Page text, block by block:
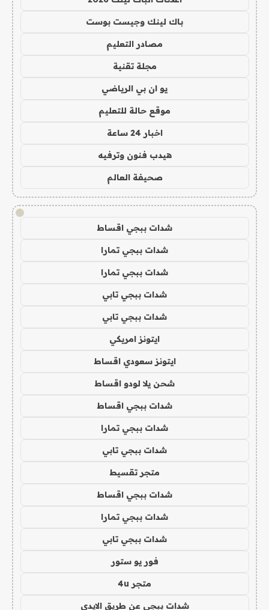
باك لينك وجيست بوست
مصادر التعليم
مجلة تقنية
يو ان بي الرياضي
موقع حالة للتعليم
اخبار 24 ساعة
هيدب فنون وترفيه
صحيفة العالم
!
شدات ببجي اقساط
شدات ببجي تمارا
شدات ببجي تمارا
شدات ببجي تابي
شدات ببجي تابي
ايتونز امريكي
ايتونز سعودي اقساط
شحن يلا لودو اقساط
شدات ببجي اقساط
شدات ببجي تمارا
شدات ببجي تابي
متجر تقسيط
شدات ببجي اقساط
شدات ببجي تمارا
شدات ببجي تابي
فور يو ستور
متجر 4u
شدات ببجي عن طريق الايدي